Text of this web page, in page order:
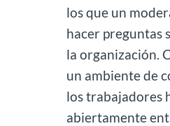
los que un
hacer preguntas
la organización.
un ambiente de
los trabajadores
abiertamente